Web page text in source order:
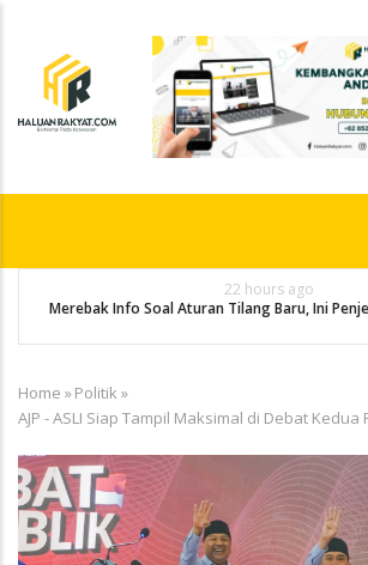
content
22 hours ago
Merebak Info Soal Aturan Tilang Baru, Ini
Breadcrumb
Home »Politik »
AJP - ASLI Siap Tampil Maksimal di Debat